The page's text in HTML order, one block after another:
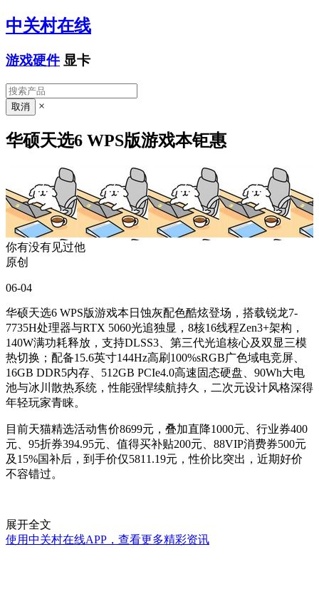
中关村在线
游戏硬件 显卡
×
华硕天选6 WPS版游戏本钜惠
你有没有见过他
原创
06-04
华硕天选6 WPS版游戏本日蚀灰配色酷炫登场，搭载锐龙7-
7735H处理器与RTX 5060光追独显，8核16线程Zen3+架构，
140W满功耗释放，支持DLSS3、第三代光追核心及双显三模
热切换；配备15.6英寸144Hz高刷100%sRGB广色域电竞屏、
16GB DDR5内存、512GB PCIe4.0高速固态硬盘、90Wh大电
池与冰川散热系统，性能强悍续航持久，二次元设计风格深得
年轻玩家青睐。
目前天猫精选活动售价8699元，叠加直降1000元、行业券400
元、95折券394.95元、值得买补贴200元、88VIP消费券500元
及15%国补后，到手价仅5811.19元，性价比突出，近期好价
不容错过。
展开全文
使用中关村在线APP，查看更多精彩资讯